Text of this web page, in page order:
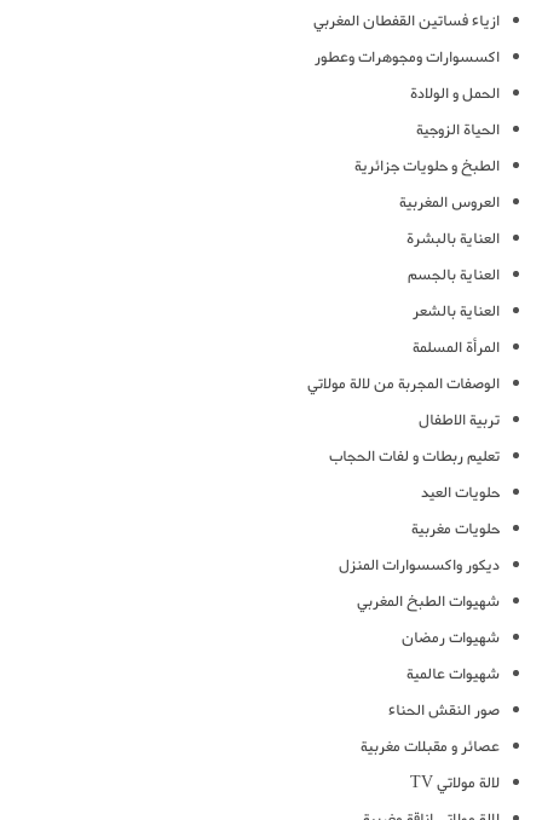
ازياء فساتين القفطان المغربي
اكسسوارات ومجوهرات وعطور
الحمل و الولادة
الحياة الزوجية
الطبخ و حلويات جزائرية
العروس المغربية
العناية بالبشرة
العناية بالجسم
العناية بالشعر
المرأة المسلمة
الوصفات المجربة من لالة مولاتي
تربية الاطفال
تعليم ربطات و لفات الحجاب
حلويات العيد
حلويات مغربية
ديكور واكسسوارات المنزل
شهيوات الطبخ المغربي
شهيوات رمضان
شهيوات عالمية
صور النقش الحناء
عصائر و مقبلات مغربية
لالة مولاتي TV